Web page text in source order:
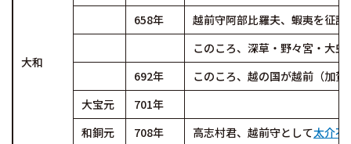
大和
658年
越前守阿部比羅夫、蝦夷を征討
このころ、深草・野々宮・大
692年
このころ、越の国が越前（加
大宝元
701年
和銅元
708年 高志村君、越前守として太介不